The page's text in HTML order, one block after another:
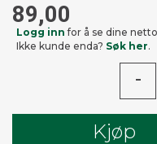
89,00
Logg inn for å se dine
Ikke kunde enda? Søk her.
-
Kjøp